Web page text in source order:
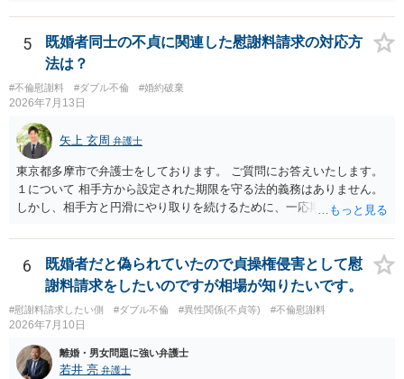
等まで当然に含まれているとは限りません。そのため、追加費用が発
生するかどうかは、まず委任契約書と弁護士の説明を確認した方がよ
いでしょう。 成功報酬についても、契約内容次第です。通常は、実際
に回収できた金額を基準に報酬が発生する契約が多いと思われます
が、「請求額を認めさせた場合」や「和解成立時」など、回収前に報
酬が発生する定めになっている可能性もあります。 依頼している弁護
士に、破産手続への意見申述まで契約内で対応してもらえるのか、追
加費用はかかるか、免責された場合に成功報酬が発生するのか、非免
責債権として争う見込みがあるのかを確認されるとよいと思います。
5
既婚者同士の不貞に関連した慰謝料請求の対応方
法は？
#不倫慰謝料 #ダブル不倫 #婚約破棄
2026年7月13日
矢上 玄周 弁護士
東京都多摩市で弁護士をしております。 ご質問にお答えいたします。
１について 相手方から設定された期限を守る法的義務はありません。
しかし、相手方と円滑にやり取りを続けるために、一応期限を守って
が、期限を守らないのもご不安という場合には、「弁護士に相談して
から連絡するので少々お待ちください」という旨の連絡を入れておく
こともあります。 ２について 求償権の請求と婚約破棄の慰謝料請求
は、法的には別の議論ではありますが、事実上の繋がりがないわけで
はありません。 例えば、既婚者であるにもかかわらず、結婚するとい
うことを匂わせて不貞関係になったというような場合には、求償権の
負担割合が高くなり、婚約破棄の慰謝料も払う必要が生じるという可
能性もないわけではありません。 ただし、法律上重婚は認められてい
6
既婚者だと偽られていたので貞操権侵害として慰
謝料請求をしたいのですが相場が知りたいです。
#慰謝料請求したい側 #ダブル不倫 #異性関係(不貞等) #不倫慰謝料
2026年7月10日
離婚・男女問題に強い弁護士
若井 亮 弁護士